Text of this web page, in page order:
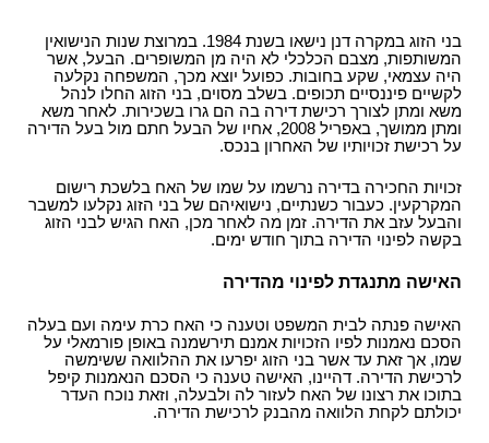
בני הזוג במקרה דנן נישאו בשנת 1984. במרוצת שנות הנישואין
המשותפות, מצבם הכלכלי לא היה מן המשופרים. הבעל, אשר
היה עצמאי, שקע בחובות. כפועל יוצא מכך, המשפחה נקלעה
לקשיים פיננסיים תכופים. בשלב מסוים, בני הזוג החלו לנהל
משא ומתן לצורך רכישת דירה בה הם גרו בשכירות. לאחר משא
ומתן ממושך, באפריל 2008, אחיו של הבעל חתם מול בעל הדירה
על רכישת זכויותיו של האחרון בנכס.
זכויות החכירה בדירה נרשמו על שמו של האח בלשכת רישום
המקרקעין. כעבור כשנתיים, נישואיהם של בני הזוג נקלעו למשבר
והבעל עזב את הדירה. זמן מה לאחר מכן, האח הגיש לבני הזוג
בקשה לפינוי הדירה בתוך חודש ימים.
האישה מתנגדת לפינוי מהדירה
האישה פנתה לבית המשפט וטענה כי האח כרת עימה ועם בעלה
הסכם נאמנות לפיו הזכויות אמנם תירשמנה באופן פורמאלי על
שמו, אך זאת עד אשר בני הזוג יפרעו את ההלוואה ששימשה
לרכישת הדירה. דהיינו, האישה טענה כי הסכם הנאמנות קיפל
בתוכו את רצונו של האח לעזור לה ולבעלה, וזאת נוכח העדר
יכולתם לקחת הלוואה מהבנק לרכישת הדירה.